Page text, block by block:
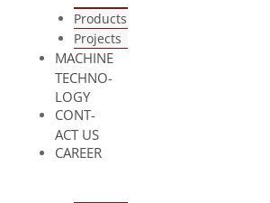
Pro­ducts
Pro­jects
MACHINE
TECH­NO­
LOGY
CONT­
ACT US
CAREER